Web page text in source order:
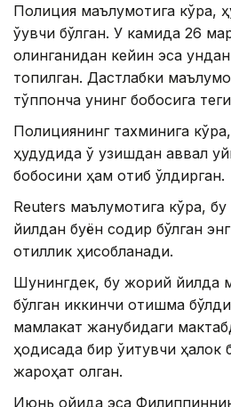
Полиция маълумотига кўра,
ўқувчи бўлган. У камида 26
олинганидан кейин эса
топилган. Дастлабки
тўппонча унинг бобосига
Полициянинг тахминига
ҳудудида ўқ узишдан аввал
бобосини ҳам отиб ўлдирган.
Reuters маълумотига кўра,
йилдан буён содир бўлган
қотиллик ҳисобланади.
Шунингдек, бу жорий йилда
бўлган иккинчи отишма
мамлакат жанубидаги
ҳодисада бир ўқитувчи ҳалок
жароҳат олган.
Июнь ойида эса